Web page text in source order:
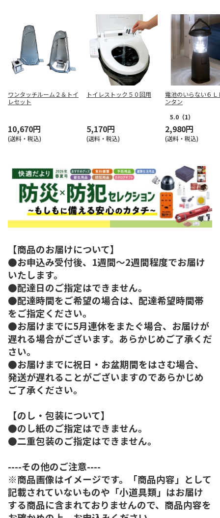
ワンタッチルーム２＆トイ
レセット
10,670円
(送料・税込)
トイレストック５０回用
5,170円
(送料・税込)
電池のいらない６Ｌ
ンタン
5.0 （1）
2,980円
(送料・税込)
【商品のお届けについて】
●お申込み受付後、1週間～2週間程度でお届け
いたします。
●配達日のご指定はできません。
●配達時間をご希望の場合は、配達希望時間帯
をご指定ください。
●お届けまでに5月連休をまたぐ場合、お届けが
遅れる場合がございます。あらかじめご了承くだ
さい。
●お届けまでに祝日・お盆期間をはさむ場合、
発送が遅れることがございますのであらかじめ
ご了承ください。
【のし・包装について】
●のし紙のご指定はできません。
●二重包装のご指定はできません。
----その他のご注意----
※商品画像はイメージです。「商品内容」として
記載されていないものや「小道具類」はお届け
する商品に含まれておりませんので、商品内容を